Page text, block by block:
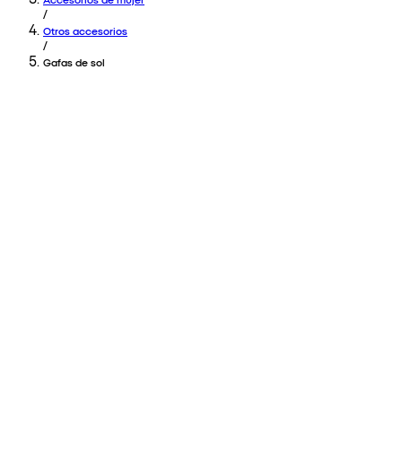
/
Otros accesorios
/
Gafas de sol